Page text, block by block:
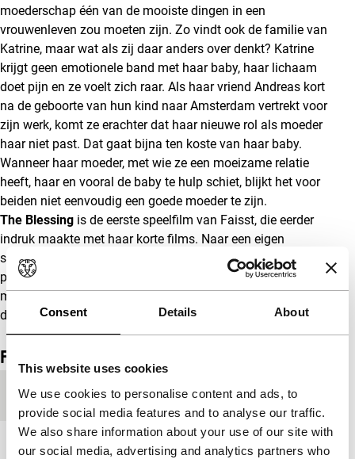
Consent Details About
This website uses cookies
We use cookies to personalise content and ads, to
provide social media features and to analyse our traffic.
We also share information about your use of our site with
our social media, advertising and analytics partners who
moederschap één van de mooiste dingen in een
vrouwenleven zou moeten zijn. Zo vindt ook de familie van
Katrine, maar wat als zij daar anders over denkt? Katrine
krijgt geen emotionele band met haar baby, haar lichaam
doet pijn en ze voelt zich raar. Als haar vriend Andreas kort
na de geboorte van hun kind naar Amsterdam vertrekt voor
zijn werk, komt ze erachter dat haar nieuwe rol als moeder
haar niet past. Dat gaat bijna ten koste van haar baby.
Wanneer haar moeder, met wie ze een moeizame relatie
heeft, haar en vooral de baby te hulp schiet, blijkt het voor
beiden niet eenvoudig een goede moeder te zijn.
The Blessing is de eerste speelfilm van Faisst, die eerder
indruk maakte met haar korte films. Naar een eigen
scenario toont ze het psychologische verval tijdens een
postnatale depressie en de onmogelijkheid van twee
mensen om dichter bij elkaar te komen, ook al, of juist
doordat zij ook moeder en dochter zijn.
Film details
Productieland Denemarken
Jaar 2009